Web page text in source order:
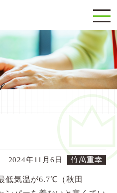
2024年11月6日 竹萬重幸
低気温が6.7℃（秋田